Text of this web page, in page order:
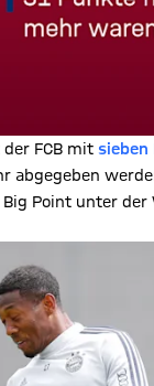
FCB mit sieben
abgegeben
Point unter der